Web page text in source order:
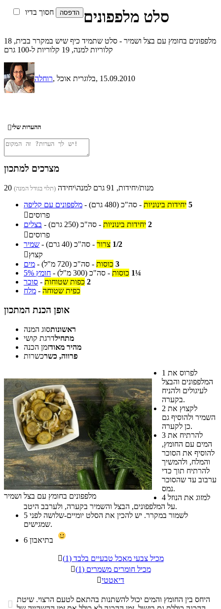
חסוך בדיו סלט מלפפונים
מלפפונים בחומץ עם בצל ושמיר - סלט שתמיד כיף שיש במקרר בבית, 18
קלוריות למנה, 19 קלוריות ל-100 גרם
רוחלה , בלוגרית אוכל, 15.09.2010
ההערות שלי
מצרכים למתכון
20 מנות/יחידות, 91 גרם למנה\יחידה (תלוי בגודל המנה)
מלפפונים עם קליפה - 5 יחידות בינוניות - סה"כ (480 גרם)
פרוסים
בצלים - 2 יחידות בינוניות - סה"כ (250 גרם)
פרוסים
שמיר - 1/2 צרור - סה"כ (40 גרם)
קצוץ
מים - 3 כוסות - סה"כ (720 מ"ל)
חומץ 5% - 1¼ כוסות - סה"כ (300 מ"ל)
סוכר - 2 כפות שטוחות
מלח - כפית שטוחה
אופן הכנת המתכון
ראשונותסוג המנה
מתחילדרגת קושי
מהיר מאודזמן הכנה
פרווה, כשרכשרות
מלפפונים בחומץ עם בצל ושמיר
1
המלפפונים והבצל
לעיגולים ולהניח
בקערה.
2
השמיר ולהוסיף גם
כן לקערה.
3
המים עם החומץ,
להוסיף את הסוכר
והמלח, ולהמשיך
להרתיח תוך כדי
ערבוב עד שהסוכר
נמס.
4
על המלפפונים, הבצל והשמיר בקערה, ולערבב היטב.
5
שמגישים.
6

מכיל צבעי מאכל טבעיים בלבד (1)

מכיל חומרים משמרים (1)
דיאטטי
 היחס בין החומץ והמים יכול להשתנות בהתאם לטעם הרצוי. שיטת